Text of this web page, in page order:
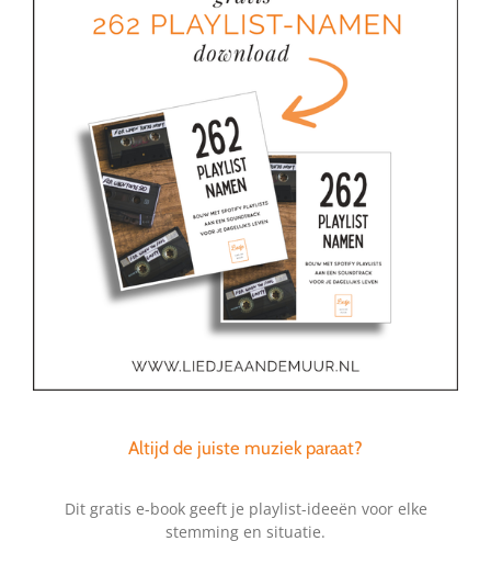
Altijd de juiste muziek paraat?
Dit gratis e-book geeft je playlist-ideeën voor elke
stemming en situatie.